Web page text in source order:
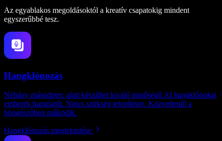
Az egyablakos megoldásoktól a kreatív csapatokig mindent
egyszerűbbé tesz.
Hangklónozás
Néhány másodperc alatt készíthet kiváló minőségű AI hangklónokat
emberek hangjáról. Nincs szükség telepítésre. Közvetlenül a
böngészőben működik.
Hangklónozás megtekintése